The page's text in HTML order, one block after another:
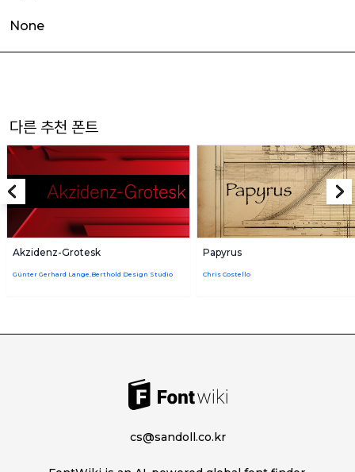
None
다른 추천 폰트
Akzidenz-Grotesk
Günter Gerhard Lange,Berthold Design Studio
Papyrus
Chris Costello
cs@sandoll.co.kr